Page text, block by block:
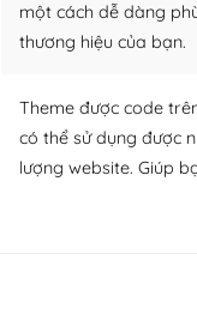
một cách dễ dàng
thương hiệu của bạn.
Theme được code
có thể sử dụng được
lượng website. Giúp